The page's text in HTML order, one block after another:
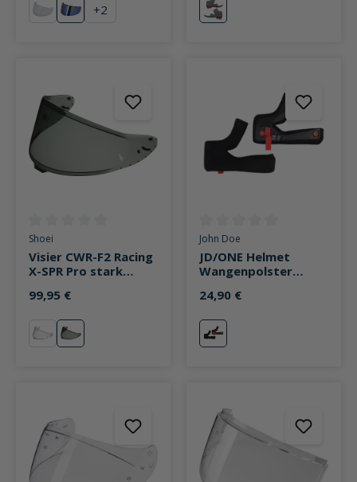
klar blau verspiegelt
+2
neutral
Durchschnittliche Bewertung von 0 von 5 Sternen
Shoei
Visier CWR-F2 Racing
X-SPR Pro stark
99,95 €
klar stark getönt
Durchschnittliche Bewertung
John Doe
JD/ONE Helmet
Wangenpolster
24,90 €
schwarz